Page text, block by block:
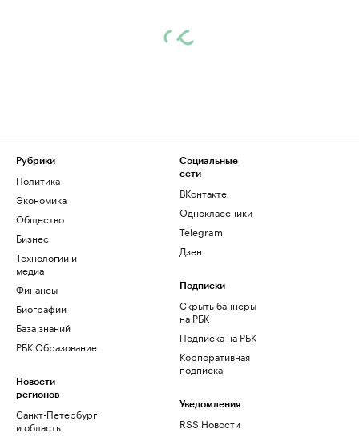
Рубрики
Политика
Экономика
Общество
Бизнес
Технологии и
медиа
Финансы
Биографии
База знаний
РБК Образование
Новости
регионов
Санкт-Петербург
и область
Социальные
сети
ВКонтакте
Одноклассники
Telegram
Дзен
Подписки
Скрыть баннеры
на РБК
Подписка на РБК
Корпоративная
подписка
Уведомления
RSS Новости